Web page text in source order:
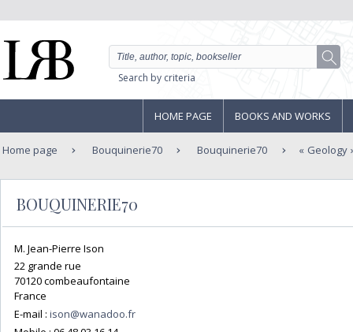
Search by criteria
HOME PAGE BOOKS AND WORKS
Home page Bouquinerie70 Bouquinerie70 Geology
BOUQUINERIE70
M. Jean-Pierre Ison
22 grande rue
70120 combeaufontaine
France
E-mail : ison@wanadoo.fr